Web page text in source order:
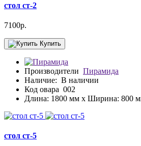
стол ст-2
7100р.
Купить
Производители Пирамида
Наличие: В наличии
Код овара 002
Длина: 1800 мм x Ширина: 800
стол ст-5